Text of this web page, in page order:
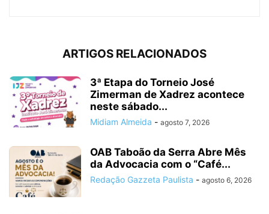
ARTIGOS RELACIONADOS
3ª Etapa do Torneio José
Zimerman de Xadrez acontece
neste sábado...
Midiam Almeida - agosto 7, 2026
OAB Taboão da Serra Abre Mês
da Advocacia com o “Café...
Redação Gazzeta Paulista - agosto 6, 2026